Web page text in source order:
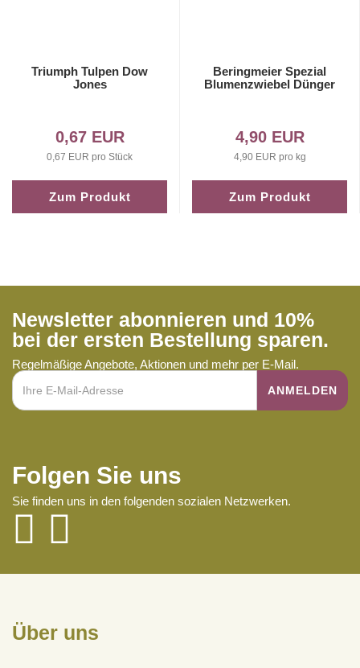
Triumph Tulpen Dow
Jones
0,67 EUR
0,67 EUR pro Stück
Zum Produkt
Beringmeier Spezial
Blumenzwiebel Dünger
4,90 EUR
4,90 EUR pro kg
Zum Produkt
Newsletter abonnieren und 10%
bei der ersten Bestellung sparen.
Regelmäßige Angebote, Aktionen und mehr per E-Mail.
Folgen Sie uns
Sie finden uns in den folgenden sozialen Netzwerken.
Über uns